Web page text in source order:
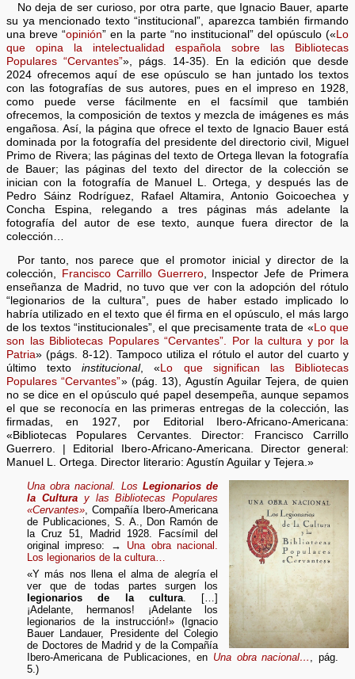
No deja de ser curioso, por otra parte, que Ignacio Bauer, aparte
su ya mencionado texto “institucional”, aparezca también firmando
una breve “opinión” en la parte “no institucional” del opúsculo (« Lo
que opina la intelectualidad española sobre las Bibliotecas
Populares “Cervantes”», págs. 14-35). En la edición que desde
2024 ofrecemos aquí de ese opúsculo se han juntado los textos
con las fotografías de sus autores, pues en el impreso en 1928,
como puede verse fácilmente en el facsímil que también
ofrecemos, la composición de textos y mezcla de imágenes es más
engañosa. Así, la página que ofrece el texto de Ignacio Bauer está
dominada por la fotografía del presidente del directorio civil, Miguel
Primo de Rivera; las páginas del texto de Ortega llevan la fotografía
de Bauer; las páginas del texto del director de la colección se
inician con la fotografía de Manuel L. Ortega, y después las de
Pedro Sáinz Rodríguez, Rafael Altamira, Antonio Goicoechea y
Concha Espina, relegando a tres páginas más adelante la
fotografía del autor de ese texto, aunque fuera director de la
colección…
Por tanto, nos parece que el promotor inicial y director de la
colección,
Francisco Carrillo Guerrero, Inspector Jefe de Primera
enseñanza de Madrid, no tuvo que ver con la adopción del rótulo
“legionarios de la cultura”, pues de haber estado implicado lo
habría utilizado en el texto que él firma en el opúsculo, el más largo
de los textos “institucionales”, el que precisamente trata de « Lo que
son las Bibliotecas Populares “Cervantes”. Por la cultura y por la
Patria» (págs. 8-12). Tampoco utiliza el rótulo el autor del cuarto y
último textoinstitucional, « Lo que significan las Bibliotecas
Populares “Cervantes”» (pág. 13), Agustín Aguilar Tejera, de quien
no se dice en el opúsculo qué papel desempeña, aunque sepamos
el que se reconocía en las primeras entregas de la colección, las
firmadas, en 1927, por Editorial Ibero-Africano-Americana:
«Bibliotecas Populares Cervantes. Director: Francisco Carrillo
Guerrero. | Editorial Ibero-Africano-Americana. Director general:
Manuel L. Ortega. Director literario: Agustín Aguilar y Tejera.»
Una obra nacional. Los Legionarios de
la Culturay las Bibliotecas Populares
«Cervantes», Compañía Ibero-Americana
de Publicaciones, S. A., Don Ramón de
la Cruz 51, Madrid 1928. Facsímil del
original impreso: → Una obra nacional.
Los legionarios de la cultura…
«Y más nos llena el alma de alegría el
ver que de todas partes surgen los
legionarios de la cultura. […]
¡Adelante, hermanos! ¡Adelante los
legionarios de la instrucción!» (Ignacio
Bauer Landauer, Presidente del Colegio
de Doctores de Madrid y de la Compañía
Ibero-Americana de Publicaciones, en Una obra nacional… , pág.
5.)